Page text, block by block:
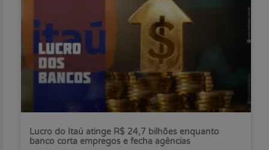
Lucro do Itaú atinge R$ 24,7 bilhões enquanto
banco corta empregos e fecha agências